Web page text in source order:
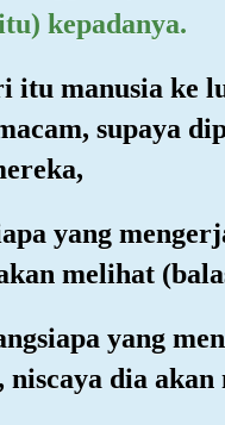
kepadanya.
itu manusia ke
supaya
yang
melihat
yang
dia